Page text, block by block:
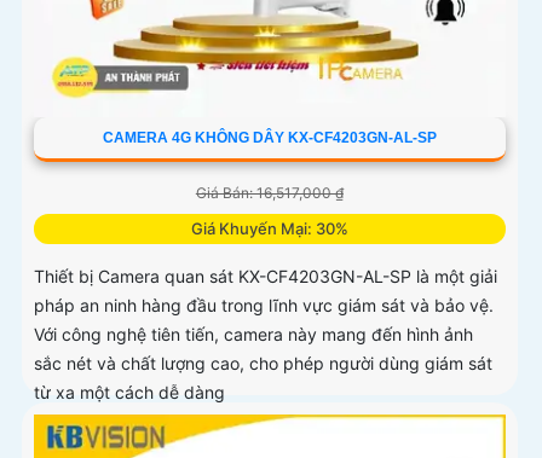
CAMERA 4G KHÔNG DÂY KX-CF4203GN-AL-SP
Giá Bán: 16,517,000 ₫
Giá Khuyến Mại: 30%
Thiết bị Camera quan sát KX-CF4203GN-AL-SP là một giải
pháp an ninh hàng đầu trong lĩnh vực giám sát và bảo vệ.
Với công nghệ tiên tiến, camera này mang đến hình ảnh
sắc nét và chất lượng cao, cho phép người dùng giám sát
từ xa một cách dễ dàng